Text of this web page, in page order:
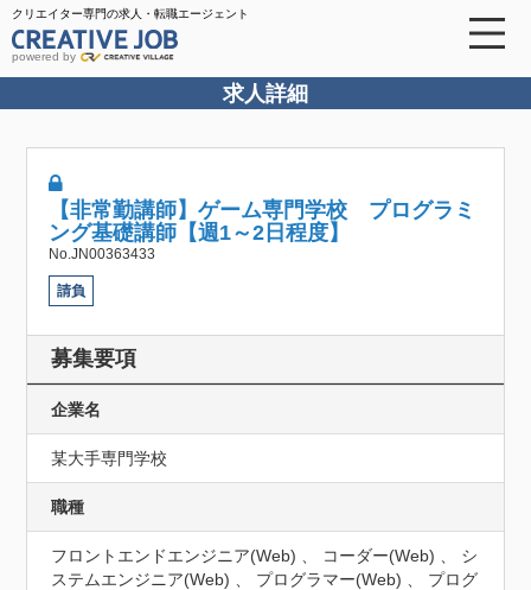
クリエイター専門の求人・転職エージェント
powered by
求人詳細
【非常勤講師】ゲーム専門学校 プログラミ
ング基礎講師【週1～2日程度】
No.JN00363433
請負
募集要項
企業名
某大手専門学校
職種
フロントエンドエンジニア(Web) 、 コーダー(Web) 、 シ
ステムエンジニア(Web) 、 プログラマー(Web) 、 プログ